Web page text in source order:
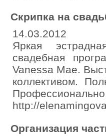
Скрипка на
14.03.2012
Яркая
свадебная
Vanessa Mae.
коллективом.
http://
Организация